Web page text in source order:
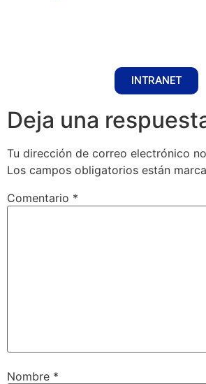
INTRANET
Deja una
Tu dirección de correo electrónico
Los campos obligatorios están
Comentario *
Nombre *